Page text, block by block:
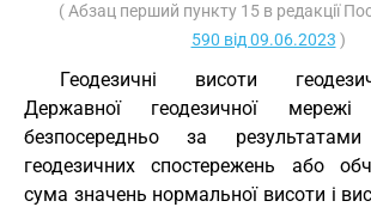
( Абзац перший пункту 15 в редакції
590 від 09.06.2023 )
Геодезичні висоти
Державної геодезичної мережі
безпосередньо за результатами
геодезичних спостережень або
сума значень нормальної висоти і